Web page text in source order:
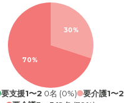
30%
70%
要支援1〜2 0名 (0%) 要介護1〜2